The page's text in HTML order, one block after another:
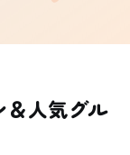
＆人気グル